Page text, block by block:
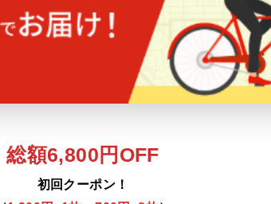
総額6,800円OFF
初回クーポン！